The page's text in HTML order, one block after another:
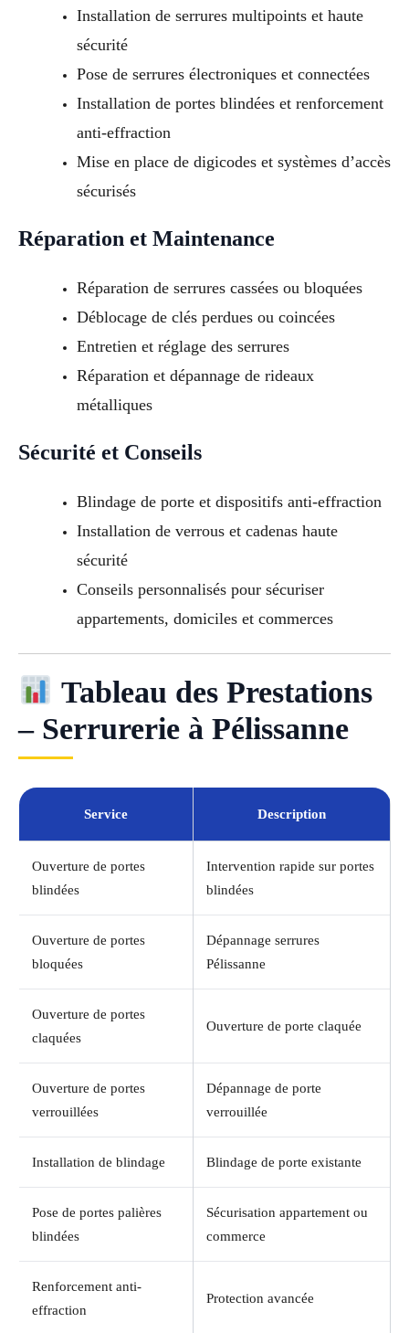
Installation de serrures multipoints et haute
sécurité
Pose de serrures électroniques et connectées
Installation de portes blindées et renforcement
anti-effraction
Mise en place de digicodes et systèmes d’accès
sécurisés
Réparation et Maintenance
Réparation de serrures cassées ou bloquées
Déblocage de clés perdues ou coincées
Entretien et réglage des serrures
Réparation et dépannage de rideaux
métalliques
Sécurité et Conseils
Blindage de porte et dispositifs anti-effraction
Installation de verrous et cadenas haute
sécurité
Conseils personnalisés pour sécuriser
appartements, domiciles et commerces
Tableau des Prestations
– Serrurerie à Pélissanne
Service Description
Ouverture de portes
blindées
Intervention rapide sur portes
blindées
Ouverture de portes
bloquées
Dépannage serrures
Pélissanne
Ouverture de portes
claquées
Ouverture de porte claquée
Ouverture de portes
verrouillées
Dépannage de porte
verrouillée
Installation de blindage Blindage de porte existante
Pose de portes palières
blindées
Sécurisation appartement ou
commerce
Renforcement anti-
effraction
Protection avancée